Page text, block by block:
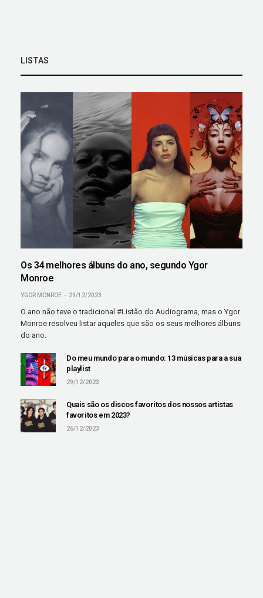
LISTAS
Os 34 melhores álbuns do ano, segundo Ygor
Monroe
YGOR MONROE 29/12/2023
O ano não teve o tradicional #Listão do Audiograma, mas o Ygor
Monroe resolveu listar aqueles que são os seus melhores álbuns
do ano.
Do meu mundo para o mundo: 13 músicas para a sua
playlist
29/12/2023
Quais são os discos favoritos dos nossos artistas
favoritos em 2023?
26/12/2023